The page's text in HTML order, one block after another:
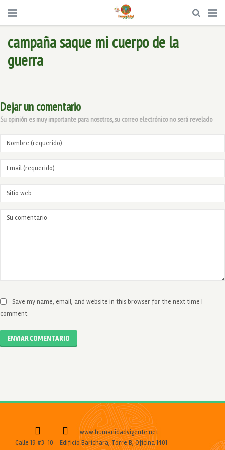
campaña saque mi cuerpo de la
guerra
Dejar un comentario
Su opinión es muy importante para nosotros, su correo electrónico no será revelado
Save my name, email, and website in this browser for the next time I
comment.
ENVIAR COMENTARIO
www.humanidadvigente.net
Calle 19 #3-10 - Edificio Barichara, Torre B, Oficina 1401